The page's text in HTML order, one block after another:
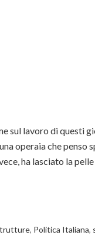
sul lavoro di questi
operaia che penso
ha lasciato la pelle
, Politica Italiana,